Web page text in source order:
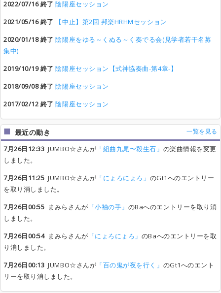
2022/07/16 終了 陰陽座セッション
2021/05/16 終了
【中止】第2回 邦楽HRHMセッション
2020/01/18 終了 陰陽座をゆる～くぬる～く奏でる会(見学者若干名募
集中)
2019/10/19 終了 陰陽座セッション【式神協奏曲-第4章-】
2018/09/08 終了 陰陽座セッション
2017/02/12 終了 陰陽座セッション
最近の動き 一覧を見る
7月26日12:33 JUMBO☆さんが 「組曲九尾〜殺生石」 の楽曲情報を変更
しました。
7月26日11:25 JUMBO☆さんが 「にょろにょろ」 のGt1へのエントリー
を取り消しました。
7月26日00:55 まみらさんが 「小袖の手」 のBaへのエントリーを取り消
しました。
7月26日00:54まみらさんが 「にょろにょろ」 のBaへのエントリーを取
り消しました。
7月26日00:13 JUMBO☆さんが 「百の鬼が夜を行く」 のGt1へのエント
リーを取り消しました。